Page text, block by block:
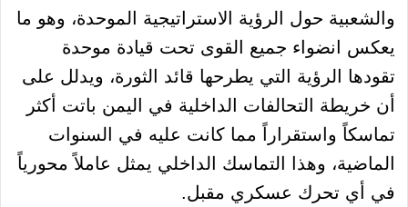
والشعبية حول الرؤية الاستراتيجية الموحدة، وهو ما
يعكس انضواء جميع القوى تحت قيادة موحدة
تقودها الرؤية التي يطرحها قائد الثورة، ويدلل على
أن خريطة التحالفات الداخلية في اليمن باتت أكثر
تماسكاً واستقراراً مما كانت عليه في السنوات
الماضية، وهذا التماسك الداخلي يمثل عاملاً محورياً
في أي تحرك عسكري مقبل.